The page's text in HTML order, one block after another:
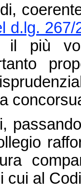
d.lg. 267/
il più
cui al